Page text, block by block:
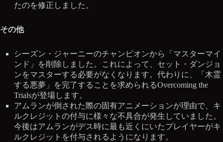
たのを修正しました。
その他
シーズン・ジャーニーのチャンピオンから「マスターマイ
ンド」を削除しました。これによって、セット・ダンジョ
ンをマスターする必要がなくなります。代わりに、「木霊
する悪夢」を完了することを求められるOvercoming the
Trialsが登場します。
アムランが倒された際の固有アニメーションが理由で、キ
ルクレジットの付与に様々な不具合が発生していました。
今後はアムランがデス時に最も近くにいたプレイヤーがキ
ルクレジットを付与されるようになります。